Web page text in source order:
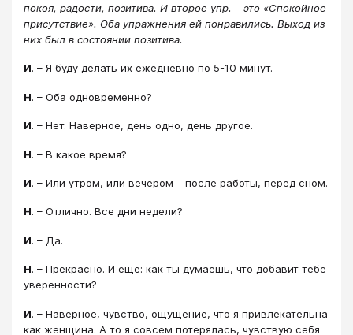
покоя, радости, позитива. И второе упр. – это «Спокойное
присутствие». Оба упражнения ей понравились. Выход из
них был в состоянии позитива.
И. – Я буду делать их ежедневно по 5-10 минут.
Н. – Оба одновременно?
И. – Нет. Наверное, день одно, день другое.
Н. – В какое время?
И. – Или утром, или вечером – после работы, перед сном.
Н. – Отлично. Все дни недели?
И. – Да.
Н. – Прекрасно. И ещё: как ты думаешь, что добавит тебе
уверенности?
И. – Наверное, чувство, ощущение, что я привлекательна
как женщина. А то я совсем потерялась, чувствую себя